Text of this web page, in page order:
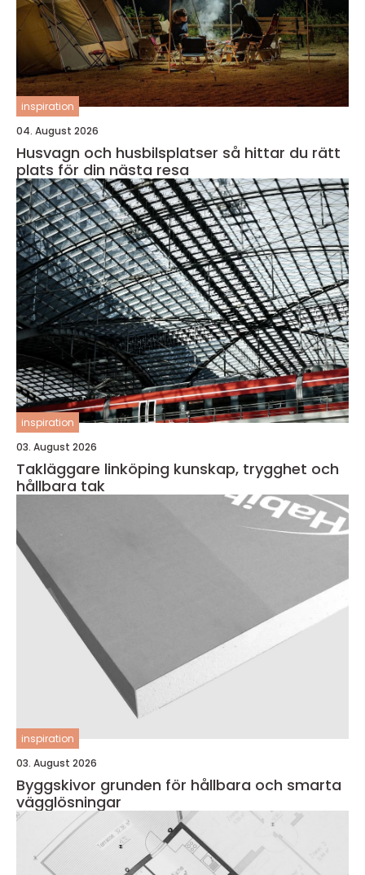
inspiration
04. August 2026
Husvagn och husbilsplatser så hittar du rätt
plats för din nästa resa
inspiration
03. August 2026
Takläggare linköping kunskap, trygghet och
hållbara tak
inspiration
03. August 2026
Byggskivor grunden för hållbara och smarta
vägglösningar